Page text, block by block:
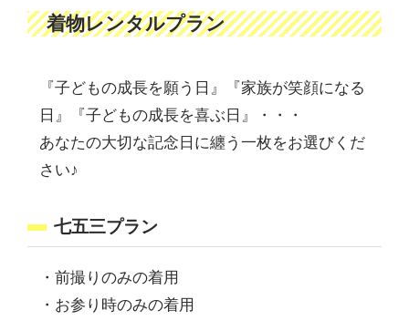
着物レンタルプラン
『子どもの成長を願う日』『家族が笑顔になる
日』『子どもの成長を喜ぶ日』・・・
あなたの大切な記念日に纏う一枚をお選びくだ
さい♪
七五三プラン
・前撮りのみの着用
・お参り時のみの着用